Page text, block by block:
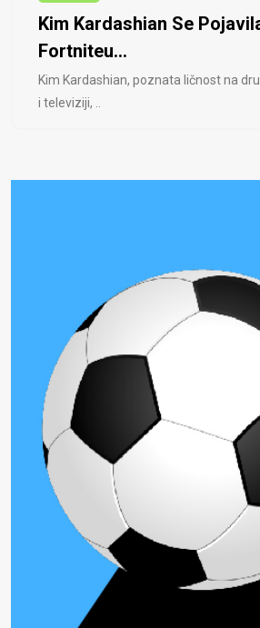
Kim Kardashian Se
Fortniteu...
Kim Kardashian, poznata ličnost na
i televiziji, ..